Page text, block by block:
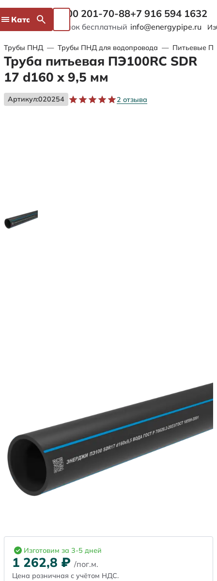
Каталог 8 800 201-70-88
Звонок бесплатный
+7 916 594 1632
info@energypipe.ru
Трубы ПНД — Трубы ПНД для водопровода — Питьевые
Труба питьевая ПЭ100RC SDR
17 d160 х 9,5 мм
Артикул:020254 2 отзыва
Изготовим за 3-5 дней
1 262,8 ₽ /пог.м.
Цена розничная с учётом НДС.